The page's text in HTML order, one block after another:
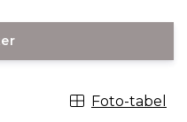
Foto-tabel